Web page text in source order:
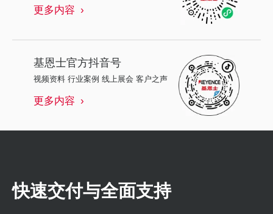
更多内容
基恩士官方抖音号
视频资料 行业案例 线上展会 客户之声
更多内容
快速交付与全面支持